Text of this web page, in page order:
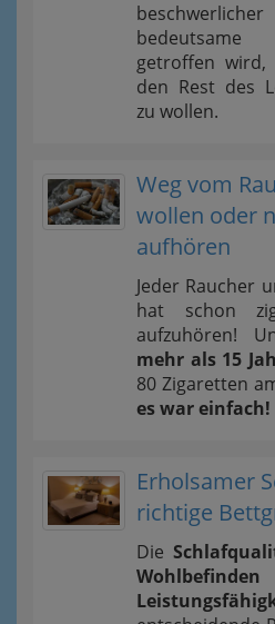
getroffen
den Rest des
zu wollen.
Weg vom
wollen oder
aufhören
Jeder Raucher
hat schon
aufzuhören!
mehr als 15
80 Zigaretten
es war einfach!
Erholsamer
richtige
Die